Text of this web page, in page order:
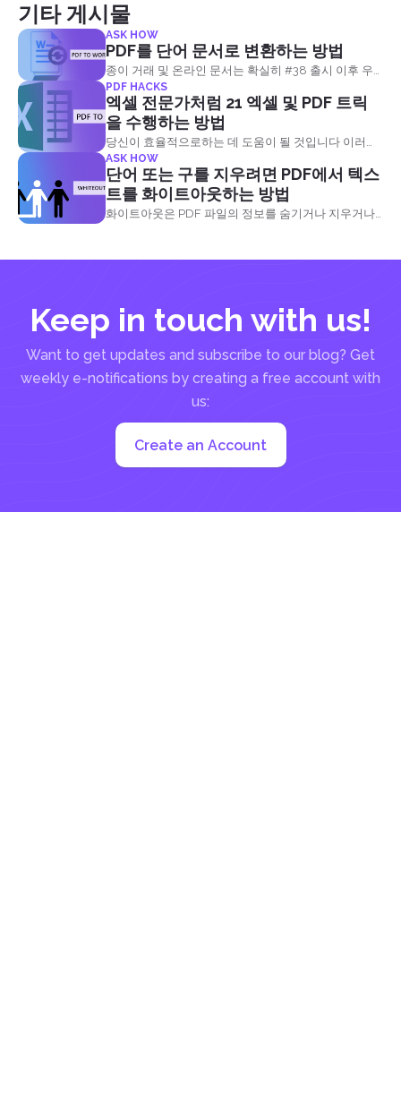
기타 게시물
ASK HOW
PDF를 단어 문서로 변환하는 방법
종이 거래 및 온라인 문서는 확실히 #38 출시 이후 우
리의 삶을 더 쉽게 만들었습니다; 했음; 90 년대 그러나,
사용 가능한 기본 소프트웨어는 #38 않습니다; 했음; t
는 항상 우리가 우리의 문서로해야 할 일을 제공. 모든
응용 프로그램에서 이미 사용할 수있는 가장 기본적이
고 사용 가능한 변환은 PDF로 문서를 변환하는 것이지
만 #38 경우; 했음; 다른 방법이야? & NBSP; PDF를 다
시 단어로 변환 할 수 있습니까? 단어를 PDF로 변환하
더를 제공한다는 것입니다 & ndash를; 예산에 따라. 반
면에 다른 프로그램은 7-...
PDF HACKS
엑셀 전문가처럼 21 엑셀 및 PDF 트릭
을 수행하는 방법
당신이 효율적으로하는 데 도움이 될 것입니다 이러한
트릭과 팁을 가진 전문가 인 & NBSP와 같은 Excel을
사용하십시오! 하자 & 했음; 의 시작!
ASK HOW
단어 또는 구를 지우려면 PDF에서 텍스
트를 화이트아웃하는 방법
화이트아웃은 PDF 파일의 정보를 숨기거나 지우거나
Keep in touch with us!
Want to get updates and subscribe to our blog? Get
weekly e-notifications by creating a free account with
us:
Create an Account